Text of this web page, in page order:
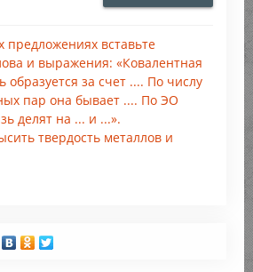
вставьте
и выражения: «Ковалентная
образуется за счет .... По числу
пар она бывает .... По ЭО
делят на ... и ...».
твердость металлов и